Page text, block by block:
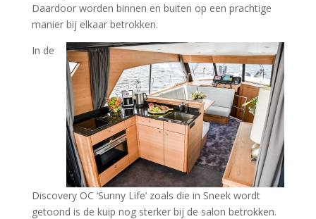
Daardoor worden binnen en buiten op een prachtige
manier bij elkaar betrokken.
In de
Discovery OC ‘Sunny Life’ zoals die in Sneek wordt
getoond is de kuip nog sterker bij de salon betrokken.